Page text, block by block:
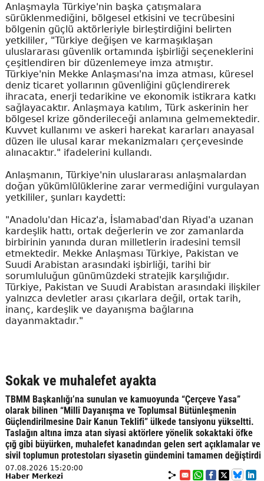
Anlaşmayla Türkiye'nin başka çatışmalara
sürüklenmediğini, bölgesel etkisini ve tecrübesini
bölgenin güçlü aktörleriyle birleştirdiğini belirten
yetkililer, "Türkiye değişen ve karmaşıklaşan
uluslararası güvenlik ortamında işbirliği seçeneklerini
çeşitlendiren bir düzenlemeye imza atmıştır.
Türkiye'nin Mekke Anlaşması'na imza atması, küresel
deniz ticaret yollarının güvenliğini güçlendirerek
ihracata, enerji tedarikine ve ekonomik istikrara katkı
sağlayacaktır. Anlaşmaya katılım, Türk askerinin her
bölgesel krize gönderileceği anlamına gelmemektedir.
Kuvvet kullanımı ve askeri harekat kararları anayasal
düzen ile ulusal karar mekanizmaları çerçevesinde
alınacaktır." ifadelerini kullandı.
Anlaşmanın, Türkiye'nin uluslararası anlaşmalardan
doğan yükümlülüklerine zarar vermediğini vurgulayan
yetkililer, şunları kaydetti:
"Anadolu'dan Hicaz'a, İslamabad'dan Riyad'a uzanan
kardeşlik hattı, ortak değerlerin ve zor zamanlarda
birbirinin yanında duran milletlerin iradesini temsil
etmektedir. Mekke Anlaşması Türkiye, Pakistan ve
Suudi Arabistan arasındaki işbirliği, tarihi bir
sorumluluğun günümüzdeki stratejik karşılığıdır.
Türkiye, Pakistan ve Suudi Arabistan arasındaki ilişkiler
yalnızca devletler arası çıkarlara değil, ortak tarih,
inanç, kardeşlik ve dayanışma bağlarına
dayanmaktadır."
Sokak ve muhalefet ayakta
TBMM Başkanlığı’na sunulan ve kamuoyunda “Çerçeve Yasa”
olarak bilinen “Millî Dayanışma ve Toplumsal Bütünleşmenin
Güçlendirilmesine Dair Kanun Teklifi” ülkede tansiyonu yükseltti.
Taslağın altına imza atan siyasi aktörlere yönelik sokaktaki öfke
çığ gibi büyürken, muhalefet kanadından gelen sert açıklamalar ve
sivil toplumun protestoları siyasetin gündemini tamamen değiştirdi
07.08.2026 15:20:00
Haber Merkezi